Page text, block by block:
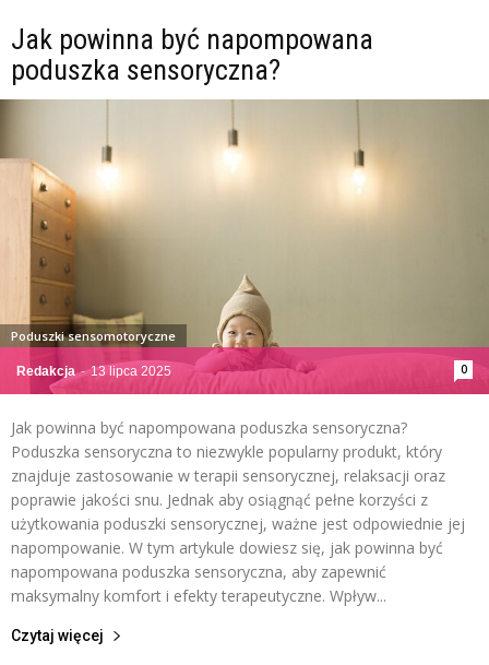
Jak powinna być napompowana
poduszka sensoryczna?
Redakcja - 13 lipca 2025 0
Poduszki sensomotoryczne
Jak powinna być napompowana poduszka sensoryczna?
Poduszka sensoryczna to niezwykle popularny produkt, który
znajduje zastosowanie w terapii sensorycznej, relaksacji oraz
poprawie jakości snu. Jednak aby osiągnąć pełne korzyści z
użytkowania poduszki sensorycznej, ważne jest odpowiednie jej
napompowanie. W tym artykule dowiesz się, jak powinna być
napompowana poduszka sensoryczna, aby zapewnić
maksymalny komfort i efekty terapeutyczne. Wpływ...
Czytaj więcej